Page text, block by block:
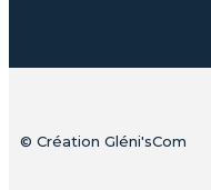
© Création Gléni'sCom